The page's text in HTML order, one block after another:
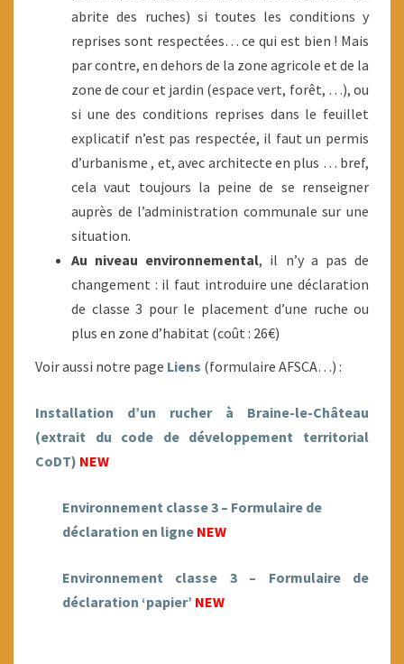
abrite des ruches) si toutes les conditions y
reprises sont respectées… ce qui est bien ! Mais
par contre, en dehors de la zone agricole et de la
zone de cour et jardin (espace vert, forêt, …), ou
si une des conditions reprises dans le feuillet
explicatif n’est pas respectée, il faut un permis
d’urbanisme , et, avec architecte en plus … bref,
cela vaut toujours la peine de se renseigner
auprès de l’administration communale sur une
situation.
Au niveau environnemental, il n’y a pas de
changement : il faut introduire une déclaration
de classe 3 pour le placement d’une ruche ou
plus en zone d’habitat (coût : 26€)
Voir aussi notre page Liens (formulaire AFSCA…) :
Installation d’un rucher à Braine-le-Château
(extrait du code de développement territorial
CoDT) NEW
Environnement classe 3 – Formulaire de
déclaration en ligne NEW
Environnement classe 3 – Formulaire de
déclaration ‘papier’ NEW